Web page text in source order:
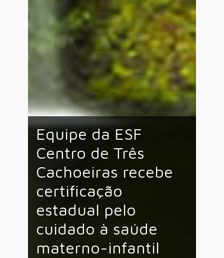
Equipe da ESF
Centro de Três
Cachoeiras recebe
certificação
estadual pelo
cuidado à saúde
materno-infantil